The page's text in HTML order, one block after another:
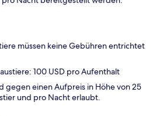
müssen keine Gebühren entrichtet
100 USD pro Aufenthalt
gegen einen Aufpreis in Höhe von 25
und pro Nacht erlaubt.